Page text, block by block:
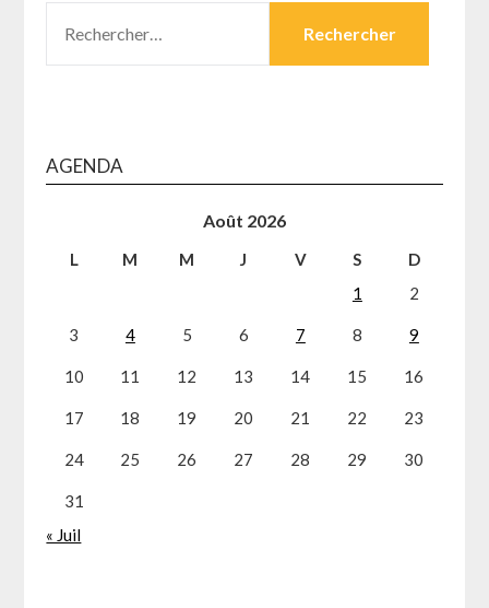
AGENDA
Août 2026
L M M J V S
D
1
2
3 4 5 6 7 8 9
10 11 12 13 14 15 16
17 18 19 20 21 22 23
24 25 26 27 28 29 30
31
« Juil